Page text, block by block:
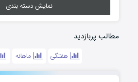
نمایش دسته بندی
مطالب پربازدید
هفتگی ماهانه